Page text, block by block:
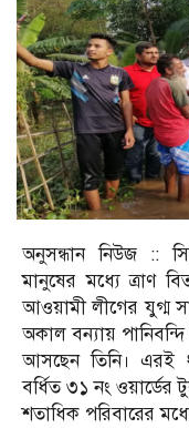
অনুসন্ধান নিউজ ::
মানুষের মধ্যে ত্রাণ
আওয়ামী লীগের যুগ্ম
অকাল বন্যায়
আসছেন তিনি। এরই
বর্ধিত ৩১ নং
শতাধিক পরিবারের